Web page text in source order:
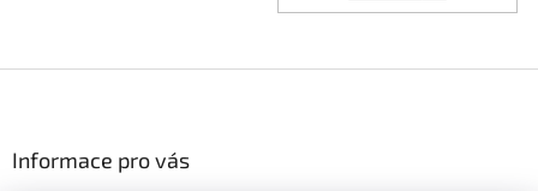
Informace pro vás